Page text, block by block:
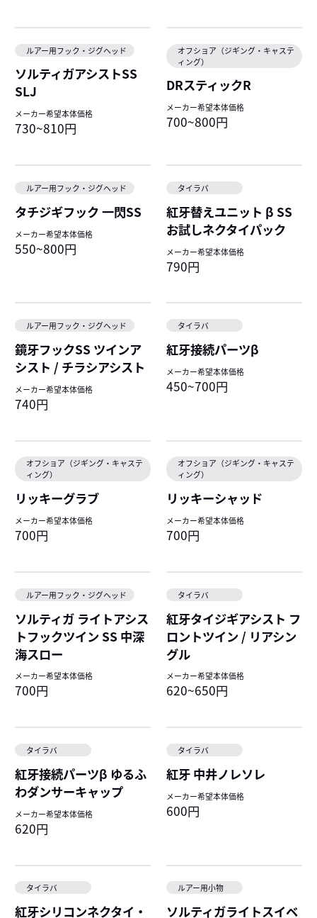
ルアー用フック・ジグヘッド
ソルティガアシストSS
SLJ
メーカー希望本体価格
730~810円
オフショア（ジギング・キャステ
ィング）
DRスティックR
メーカー希望本体価格
700~800円
ルアー用フック・ジグヘッド
タチジギフック 一閃SS
メーカー希望本体価格
550~800円
タイラバ
紅牙替えユニット β SS
お試しネクタイパック
メーカー希望本体価格
790円
ルアー用フック・ジグヘッド
鏡牙フックSS ツインア
シスト / チラシアシスト
メーカー希望本体価格
740円
タイラバ
紅牙接続パーツβ
メーカー希望本体価格
450~700円
オフショア（ジギング・キャステ
ィング）
リッキーグラブ
メーカー希望本体価格
700円
オフショア（ジギング・キャステ
ィング）
リッキーシャッド
メーカー希望本体価格
700円
ルアー用フック・ジグヘッド
ソルティガ ライトアシス
トフックツイン SS 中深
海スロー
メーカー希望本体価格
700円
タイラバ
紅牙タイジギアシスト フ
ロントツイン / リアシン
グル
メーカー希望本体価格
620~650円
タイラバ
紅牙接続パーツβ ゆるふ
わダンサーキャップ
メーカー希望本体価格
620円
タイラバ
紅牙 中井ノレソレ
メーカー希望本体価格
600円
タイラバ
紅牙シリコンネクタイ・
ルアー用小物
ソルティガライトスイベ